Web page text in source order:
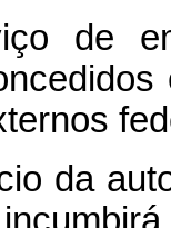
de
da